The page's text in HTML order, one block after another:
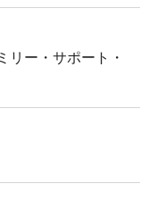
リー・サポート・